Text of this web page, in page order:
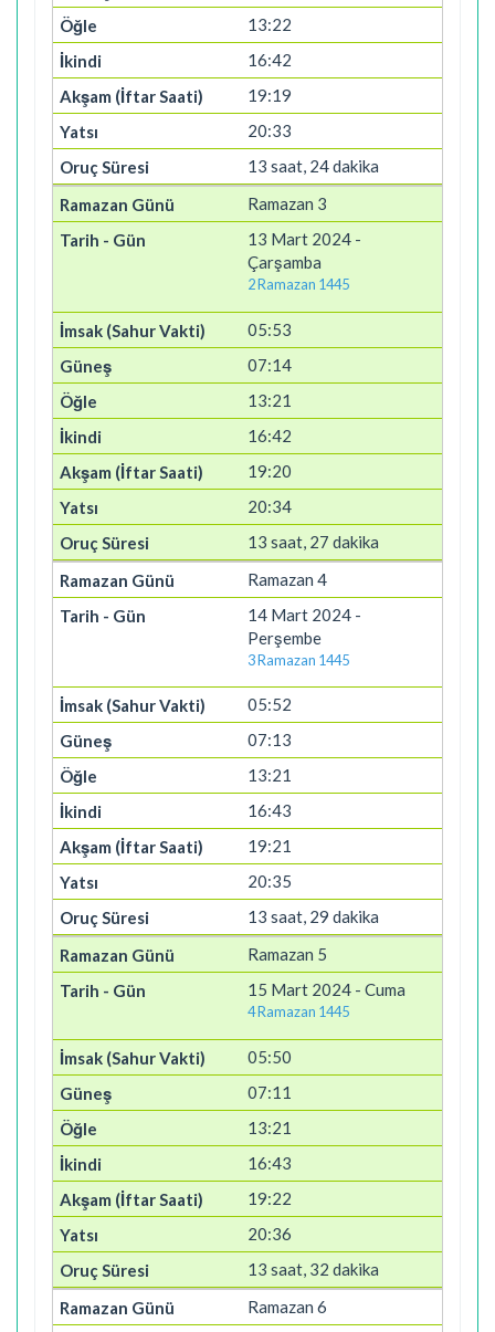
13:22
16:42
19:19
20:33
13 saat, 24 dakika
Ramazan 3
13 Mart 2024 -
Çarşamba
2 Ramazan 1445
05:53
07:14
13:21
16:42
19:20
20:34
13 saat, 27 dakika
Ramazan 4
14 Mart 2024 -
Perşembe
3 Ramazan 1445
05:52
07:13
13:21
16:43
19:21
20:35
13 saat, 29 dakika
Ramazan 5
15 Mart 2024 - Cuma
4 Ramazan 1445
05:50
07:11
13:21
16:43
19:22
20:36
13 saat, 32 dakika
Ramazan 6